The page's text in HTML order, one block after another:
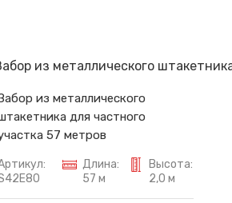
из металлического
для частного
57 метров
Длина:
57 м
Высота:
2,0 м